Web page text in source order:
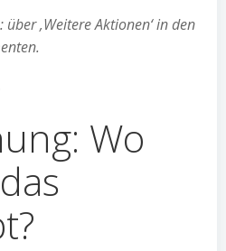
‚Weitere Aktionen‘ in den
Wo